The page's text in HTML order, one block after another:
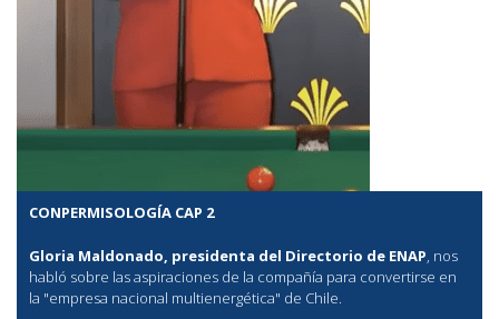
CONPERMISOLOGÍA CAP 2
Gloria Maldonado, presidenta del Directorio de ENAP , nos
habló sobre las aspiraciones de la compañía para convertirse en
la "empresa nacional multienergética" de Chile.